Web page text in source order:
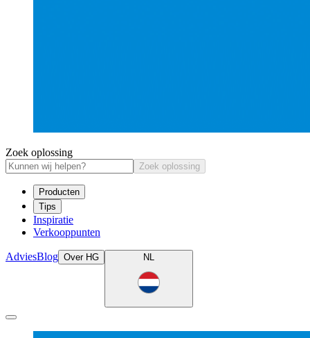
Zoek oplossing
Zoek oplossing
Producten
Tips
Inspiratie
Verkooppunten
AdviesBlog Over HG NL